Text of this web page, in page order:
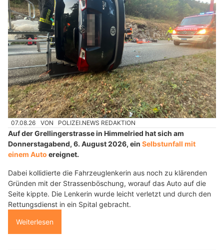
07.08.26 VON POLIZEI.NEWS REDAKTION
Auf der Grellingerstrasse in Himmelried hat sich am
Donnerstagabend, 6. August 2026, ein Selbstunfall mit
einem Auto ereignet.
Dabei kollidierte die Fahrzeuglenkerin aus noch zu klärenden
Gründen mit der Strassenböschung, worauf das Auto auf die
Seite kippte. Die Lenkerin wurde leicht verletzt und durch den
Rettungsdienst in ein Spital gebracht.
Weiterlesen